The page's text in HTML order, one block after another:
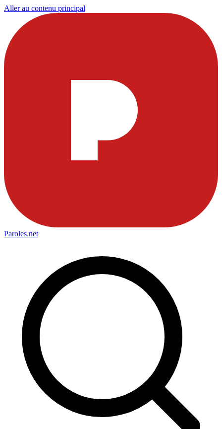
Aller au contenu principal
Paroles.net